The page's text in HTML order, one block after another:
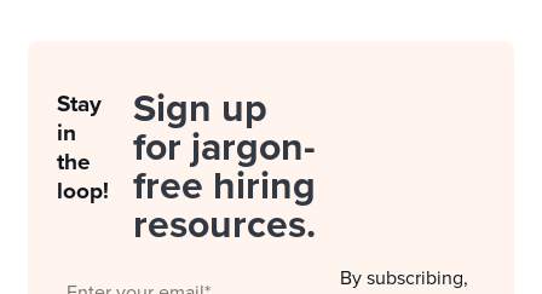
Stay
in
the
loop!
Sign up
for jargon-
free hiring
resources.
By subscribing,